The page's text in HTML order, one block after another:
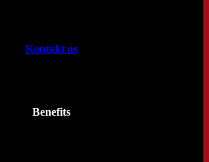
Kontakt os
Benefits